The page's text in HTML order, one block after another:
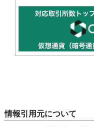
情報引用元について